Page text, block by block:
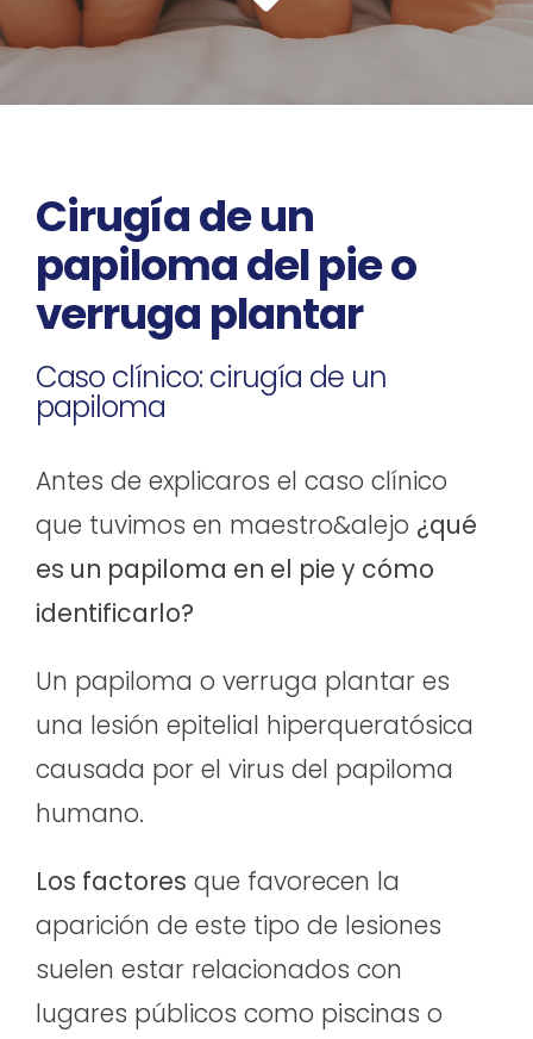
Cirugía de un
papiloma del pie o
verruga plantar
Caso clínico: cirugía de un
papiloma
Antes de explicaros el caso clínico
que tuvimos en maestro&alejo ¿qué
es un papiloma en el pie y cómo
identificarlo?
Un papiloma o verruga plantar es
una lesión epitelial hiperqueratósica
causada por el virus del papiloma
humano.
Los factores que favorecen la
aparición de este tipo de lesiones
suelen estar relacionados con
lugares públicos como piscinas o